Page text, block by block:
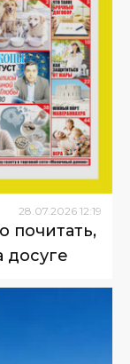
28 07 2026 12:19
почитать,
досуге